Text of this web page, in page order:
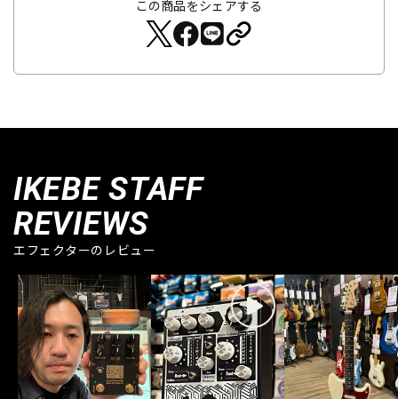
この商品をシェアする
IKEBE STAFF
REVIEWS
エフェクターのレビュー